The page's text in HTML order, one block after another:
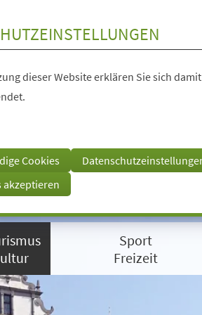
dieser Website erklären Sie sich
Cookies
akzeptieren
Sport
Freizeit